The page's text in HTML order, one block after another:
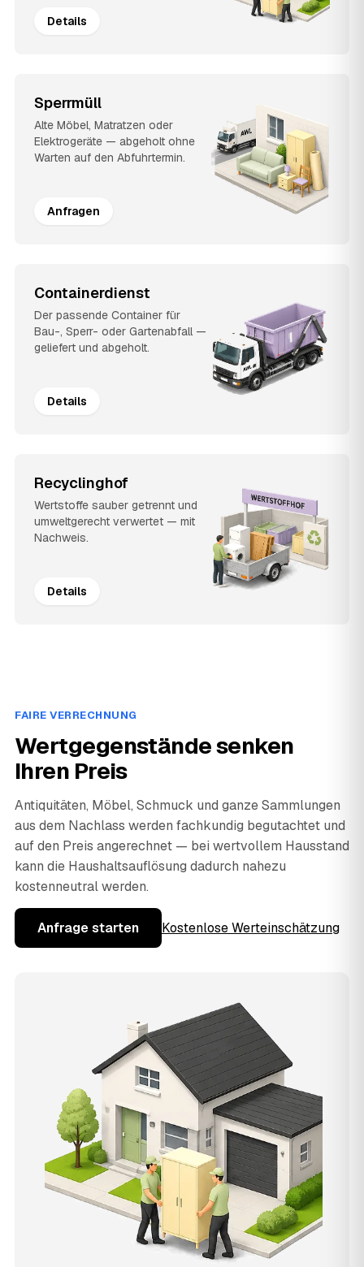
Details
Sperrmüll
Alte Möbel, Matratzen oder
Elektrogeräte — abgeholt ohne
Warten auf den Abfuhrtermin.
Anfragen
Containerdienst
Der passende Container für
Bau-, Sperr- oder Gartenabfall —
geliefert und abgeholt.
Details
Recyclinghof
Wertstoffe sauber getrennt und
umweltgerecht verwertet — mit
Nachweis.
Details
FAIRE VERRECHNUNG
Wertgegenstände senken
Ihren Preis
Antiquitäten, Möbel, Schmuck und ganze Sammlungen
aus dem Nachlass werden fachkundig begutachtet und
auf den Preis angerechnet — bei wertvollem Hausstand
kann die Haushaltsauflösung dadurch nahezu
kostenneutral werden.
Anfrage starten Kostenlose Werteinschätzung